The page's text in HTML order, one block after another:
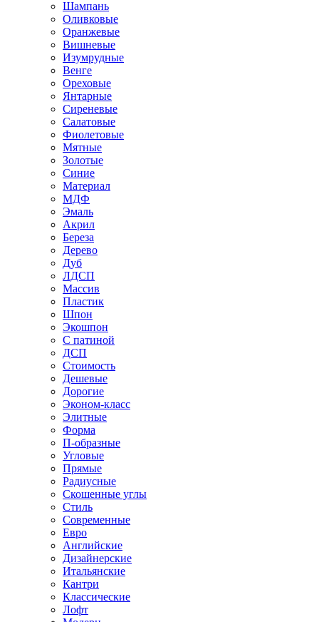
Шампань
Оливковые
Оранжевые
Вишневые
Изумрудные
Венге
Ореховые
Янтарные
Сиреневые
Салатовые
Фиолетовые
Мятные
Золотые
Синие
Материал
МДФ
Эмаль
Акрил
Береза
Дерево
Дуб
ЛДСП
Массив
Пластик
Шпон
Экошпон
С патиной
ДСП
Стоимость
Дешевые
Дорогие
Эконом-класс
Элитные
Форма
П-образные
Угловые
Прямые
Радиусные
Скошенные углы
Стиль
Современные
Евро
Английские
Дизайнерские
Итальянские
Кантри
Классические
Лофт